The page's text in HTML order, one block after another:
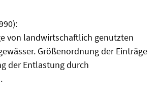
von landwirtschaftlich genutzten
Größenordnung der Einträge
der Entlastung durch